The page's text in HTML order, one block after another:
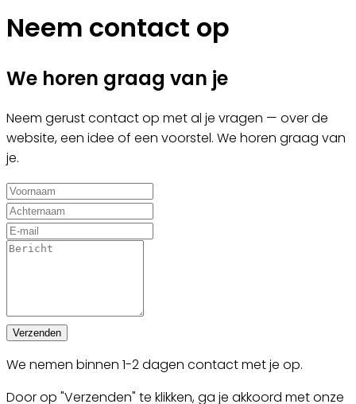
Neem contact op
We horen graag van je
Neem gerust contact op met al je vragen — over de
website, een idee of een voorstel. We horen graag van
je.
Verzenden
We nemen binnen 1-2 dagen contact met je op.
Door op "Verzenden" te klikken, ga je akkoord met onze